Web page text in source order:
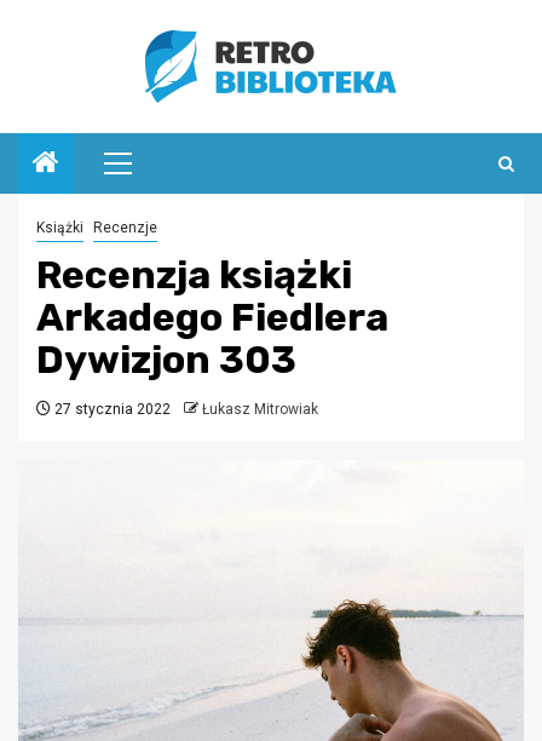
Menu
główne
Książki Recenzje
Recenzja książki
Arkadego Fiedlera
Dywizjon 303
27 stycznia 2022 Łukasz Mitrowiak